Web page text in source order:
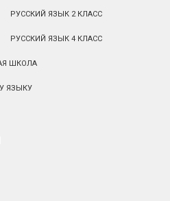
РУССКИЙ ЯЗЫК 2 КЛАСС
РУССКИЙ ЯЗЫК 4 КЛАСС
ШКОЛА
ЯЗЫКУ